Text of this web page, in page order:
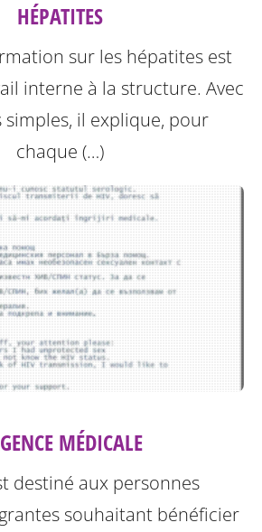
HÉPATITES
sur les hépatites est
interne à la structure. Avec
simples, il explique, pour
chaque (…)
MÉDICALE
destiné aux personnes
souhaitant bénéficier